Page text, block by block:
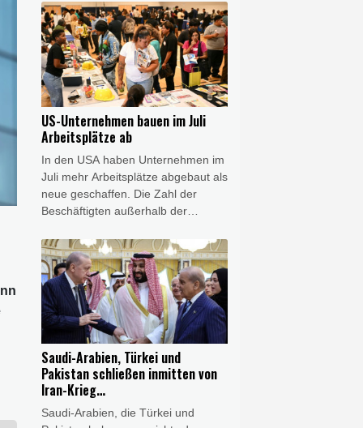
europäische Zugsicherungssystem
des französischen Herstellers
Alstom verantwortlich und fordert
eine umgehende Behebung der
Fehler. Alstom erklärte am
Freitagabend, seine Teams
arbeiteten "mit Hochdruck" und eng
mit der Bahn daran, die technischen
Schwierigkeiten zu beheben.
US-Unternehmen bauen im Juli
Arbeitsplätze ab
In den USA haben Unternehmen im
Juli mehr Arbeitsplätze abgebaut als
neue geschaffen. Die Zahl der
Beschäftigten außerhalb der
vergangenen Monat um 23.000, wie
das US-Arbeitsministerium am
Freitag in Washington mitteilte.
Gleichzeitig korrigierte es seine
Zahlen für Mai und Juni kräftig nach
unten. Insgesamt waren im Juli 6,9
Millionen Menschen in den USA
arbeitslos.
Saudi-Arabien, Türkei und
Pakistan schließen inmitten von
Iran-Krieg
Verteidigungsabkommen
Saudi-Arabien, die Türkei und